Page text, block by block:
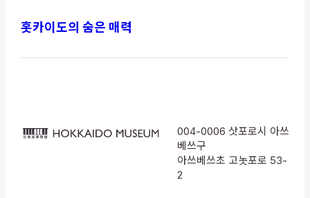
홋카이도의 숨은 매력
HOKKAIDO
004-0006 삿포로시 아쓰
베쓰구
아쓰베쓰초 고놋포로 53-
2